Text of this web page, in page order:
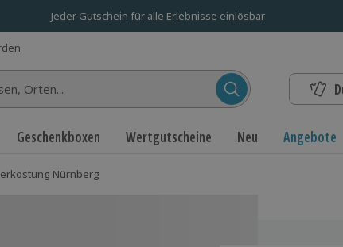
Jeder Gutschein für alle Erlebnisse einlösbar
Geschenkboxen Wertgutscheine Neu Angebote
Nürnberg